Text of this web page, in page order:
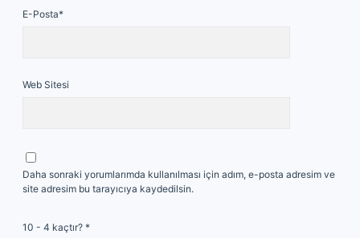
E-Posta*
Web Sitesi
Daha sonraki yorumlarımda kullanılması için adım, e-posta adresim ve
site adresim bu tarayıcıya kaydedilsin.
10 - 4 kaçtır? *